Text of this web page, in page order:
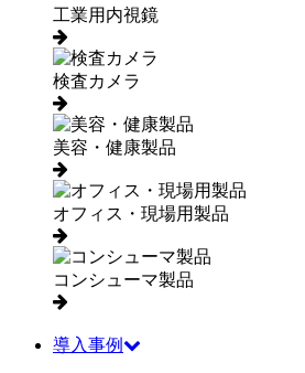
工業用内視鏡
検査カメラ
美容・健康製品
オフィス・現場用製品
コンシューマ製品
導入事例